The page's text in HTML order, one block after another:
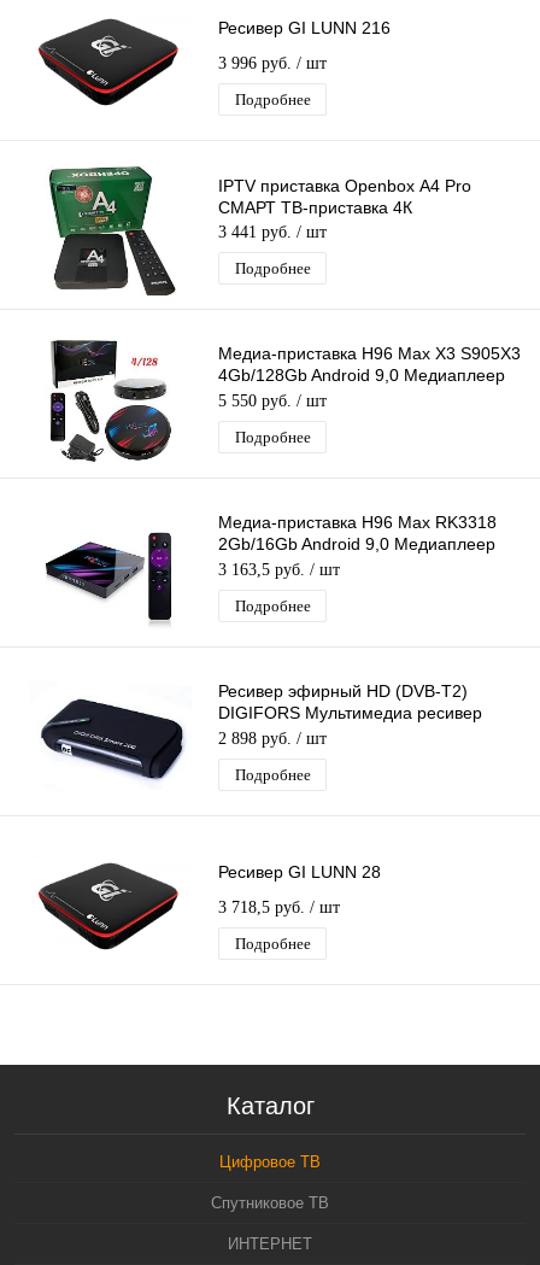
Ресивер GI LUNN 216
3 996 руб. / шт
Подробнее
IPTV приставка Openbox А4 Pro
СМАРТ ТВ-приставка 4К
3 441 руб. / шт
Подробнее
Медиа-приставка H96 Max X3 S905X3
4Gb/128Gb Android 9,0 Медиаплеер
Smart tv IPTV приставка 4K H.265
5 550 руб. / шт
Подробнее
Медиа-приставка H96 Max RK3318
2Gb/16Gb Android 9,0 Медиаплеер
Smart tv IPTV приставка 4K H.265
3 163,5 руб. / шт
Подробнее
Ресивер эфирный HD (DVB-T2)
DIGIFORS Мультимедиа ресивер
DIGIFORS SMART200 Android+DVBТ2
2 898 руб. / шт
Подробнее
Ресивер GI LUNN 28
3 718,5 руб. / шт
Подробнее
Каталог
Цифровое ТВ
Спутниковое ТВ
ИНТЕРНЕТ